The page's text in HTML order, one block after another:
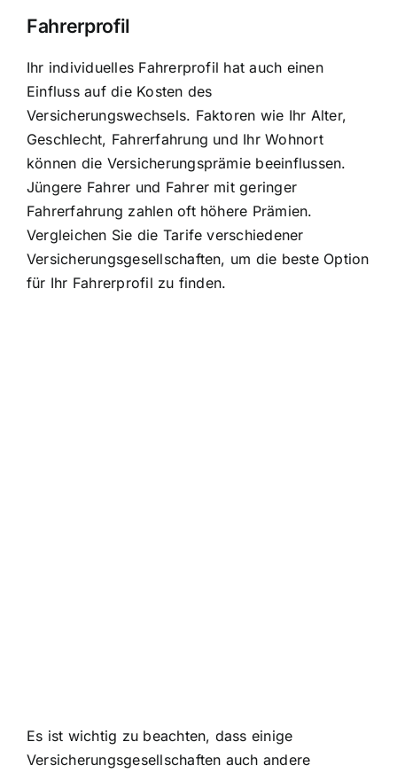
Fahrerprofil
Ihr individuelles Fahrerprofil hat auch einen
Einfluss auf die Kosten des
Versicherungswechsels. Faktoren wie Ihr Alter,
Geschlecht, Fahrerfahrung und Ihr Wohnort
können die Versicherungsprämie beeinflussen.
Jüngere Fahrer und Fahrer mit geringer
Fahrerfahrung zahlen oft höhere Prämien.
Vergleichen Sie die Tarife verschiedener
Versicherungsgesellschaften, um die beste Option
für Ihr Fahrerprofil zu finden.
Es ist wichtig zu beachten, dass einige
Versicherungsgesellschaften auch andere